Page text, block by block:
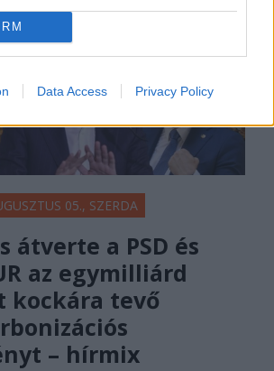
Data Access Privacy Policy
05., SZERDA
átverte a PSD és
az egymilliárd
kockára tevő
– hírmix